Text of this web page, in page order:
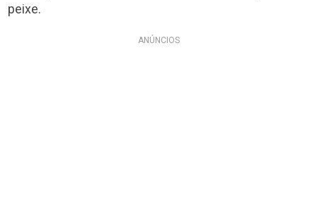
peixe.
ANÚNCIOS